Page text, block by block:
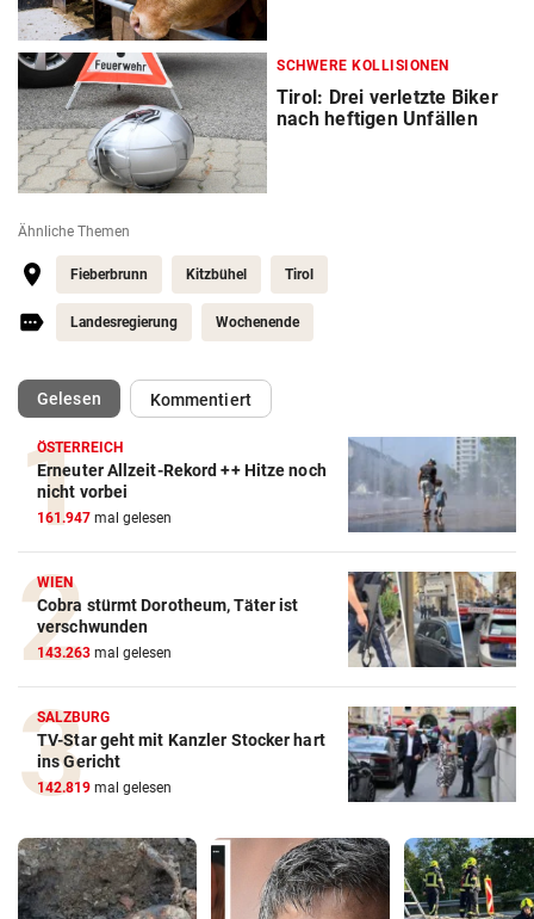
SCHWERE KOLLISIONEN
Tirol: Drei verletzte Biker
nach heftigen Unfällen
Ähnliche Themen
Fieberbrunn Kitzbühel Tirol
Landesregierung Wochenende
Gelesen(ausgewählt)Kommentiert
ÖSTERREICH
Erneuter Allzeit-Rekord ++ Hitze noch
nicht vorbei
161.947 mal gelesen
WIEN
Cobra stürmt Dorotheum, Täter ist
verschwunden
143.263 mal gelesen
SALZBURG
TV-Star geht mit Kanzler Stocker hart
ins Gericht
142.819 mal gelesen